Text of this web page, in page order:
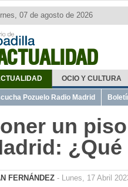
07 de agosto de 2026
OCIO Y CULTURA
Pozuelo Radio Madrid
un
FERNÁNDEZ - Lunes, 17 Abril